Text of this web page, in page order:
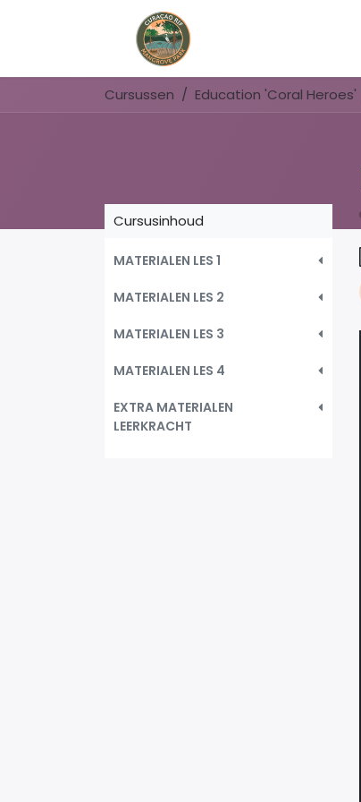
Cursussen Education 'Coral Heroes'
Cursusinhoud
MATERIALEN LES 1
MATERIALEN LES 2
MATERIALEN LES 3
MATERIALEN LES 4
EXTRA MATERIALEN
LEERKRACHT